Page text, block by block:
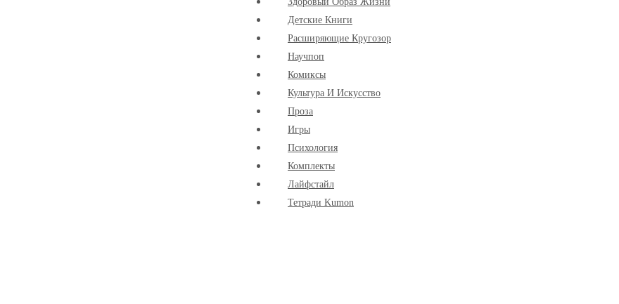
Детские Книги
Расширяющие Кругозор
Научпоп
Комиксы
Культура И Искусство
Проза
Игры
Психология
Комплекты
Лайфстайл
Тетради Kumon